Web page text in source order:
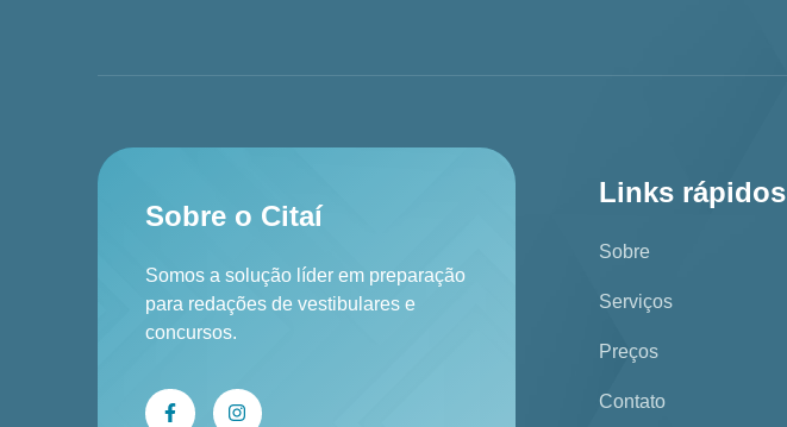
Sobre o Citaí
Somos a solução líder em preparação
para redações de vestibulares e
concursos.
Links rápidos
Sobre
Serviços
Preços
Contato